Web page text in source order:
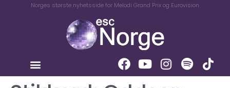
Norges største nyhetsside for Melodi Grand Prix og Eurovision